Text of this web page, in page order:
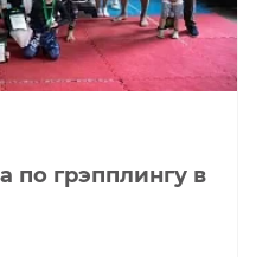
по грэпплингу в